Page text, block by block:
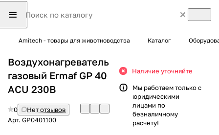
Amitech - товары для животноводства Каталог
Воздухонагреватель
газовый Ermaf GP 40
ACU 230В
0
Нет отзывов
Арт. GP0401100
Наличие уточняйте
Мы работаем только с
юридическими
лицами по
безналичному
расчету!